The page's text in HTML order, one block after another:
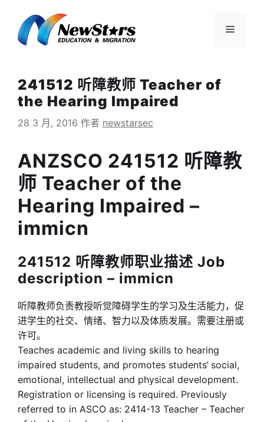
菜
241512 听障教师 Teacher of
the Hearing Impaired
28 3 月, 2016 作者 newstarsec
ANZSCO 241512 听障教
师 Teacher of the
Hearing Impaired –
immicn
241512 听障教师职业描述 Job
description – immicn
听障教师负责教授听觉障碍学生的学习及生活能力，促
进学生的社交、情绪、智力以及体质发展。需要注册或
许可。
Teaches academic and living skills to hearing
impaired students, and promotes students‘ social,
emotional, intellectual and physical development.
Registration or licensing is required. Previously
referred to in ASCO as: 2414-13 Teacher – Teacher